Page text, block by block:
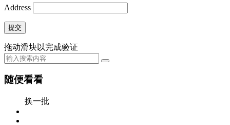
Address
提交
拖动滑块以完成验证
随便看看
换一批